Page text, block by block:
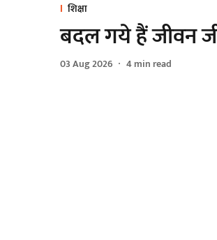
शिक्षा
बदल गये हैं जीवन
03 Aug 2026 4min read